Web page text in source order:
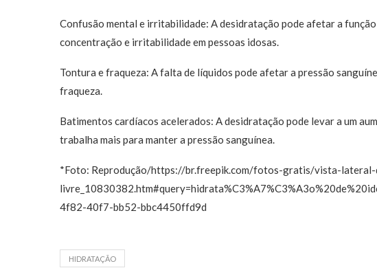
Confusão mental e irritabilidade: A desidratação pode afetar a
concentração e irritabilidade em pessoas idosas.
Tontura e fraqueza: A falta de líquidos pode afetar a pressão
fraqueza.
Batimentos cardíacos acelerados: A desidratação pode levar a um
trabalha mais para manter a pressão sanguínea.
*Foto: Reprodução/https://br.freepik.com/fotos-gratis/vista-lateral-
4f82-40f7-bb52-bbc4450ffd9d
HIDRATAÇÃO